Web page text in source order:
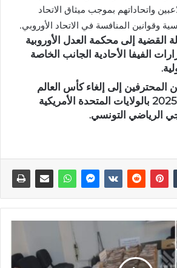
واتحاداتهم بموجب ميثاق الاتحاد
وقوانين المنافسة في الاتحاد الأوروبي.
القضية إلى ​محكمة العدل الأوروبية​
الفيفا الأحادية الجانب الخاصة
المحترفين إلى إلغاء كأس العالم
للاندية المبرمجة في 2025 بالولايات المتحدة الأمريكية
الرياضي التونسي.